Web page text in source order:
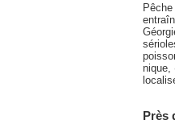
nique,
Près